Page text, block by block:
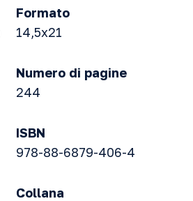
Formato
14,5x21
Numero di pagine
244
ISBN
978-88-6879-406-4
Collana